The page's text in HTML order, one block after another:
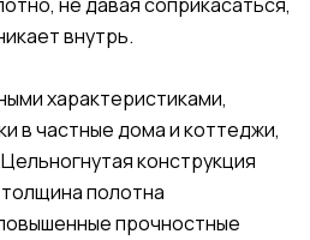
не давая соприкасаться,
внутрь.
характеристиками,
в частные дома и коттеджи,
конструкция
полотна
прочностные